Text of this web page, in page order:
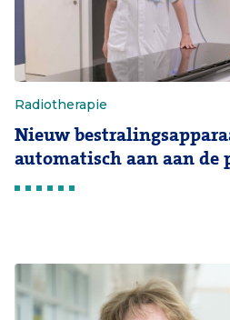
Radiotherapie
Nieuw
automatisch aan aan de